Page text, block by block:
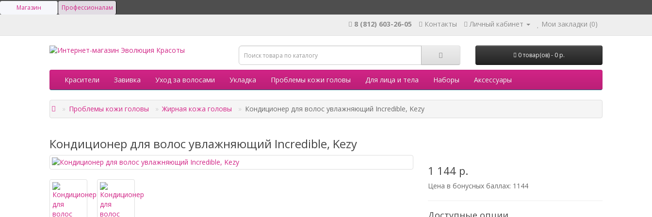
Магазин Профессионалам
8 (812) 603-26-05 Контакты Личный кабинет Мои закладки (0)
0 товар(ов) - 0 р.
Красители Завивка Уход за волосами Укладка Проблемы кожи головы Для лица и тела Наборы Аксессуары
Проблемы кожи головы Жирная кожа головы Кондиционер для волос увлажняющий Incredible, Kezy
Кондиционер для волос увлажняющий Incredible, Kezy
1 144 р.
Цена в бонусных баллах: 1144